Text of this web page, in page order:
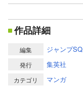
作品詳細
編集 ジャンプ
発行 集英社
カテゴリ マンガ